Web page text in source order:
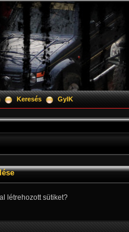
Keresés GyIK
létrehozott sütiket?